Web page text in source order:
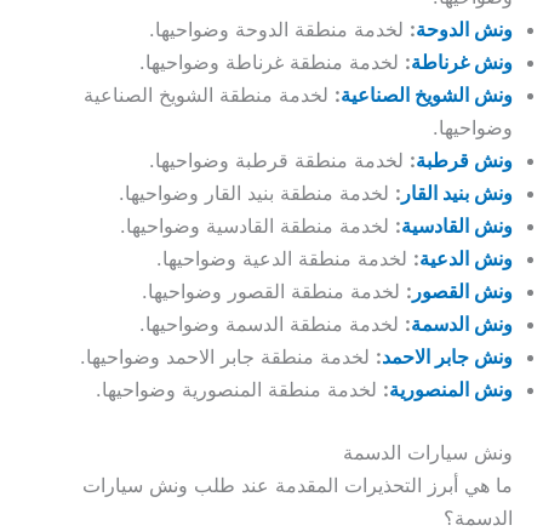
ونش الدوحة: لخدمة منطقة الدوحة وضواحيها.
ونش غرناطة: لخدمة منطقة غرناطة وضواحيها.
ونش الشويخ الصناعية: لخدمة منطقة الشويخ الصناعية
وضواحيها.
ونش قرطبة: لخدمة منطقة قرطبة وضواحيها.
ونش بنيد القار : لخدمة منطقة بنيد القار وضواحيها.
ونش القادسية: لخدمة منطقة القادسية وضواحيها.
ونش الدعية: لخدمة منطقة الدعية وضواحيها.
ونش القصور : لخدمة منطقة القصور وضواحيها.
ونش الدسمة: لخدمة منطقة الدسمة وضواحيها.
ونش جابر الاحمد: لخدمة منطقة جابر الاحمد وضواحيها.
ونش المنصورية: لخدمة منطقة المنصورية وضواحيها.
ونش سيارات الدسمة
ما هي أبرز التحذيرات المقدمة عند طلب ونش سيارات
الدسمة؟